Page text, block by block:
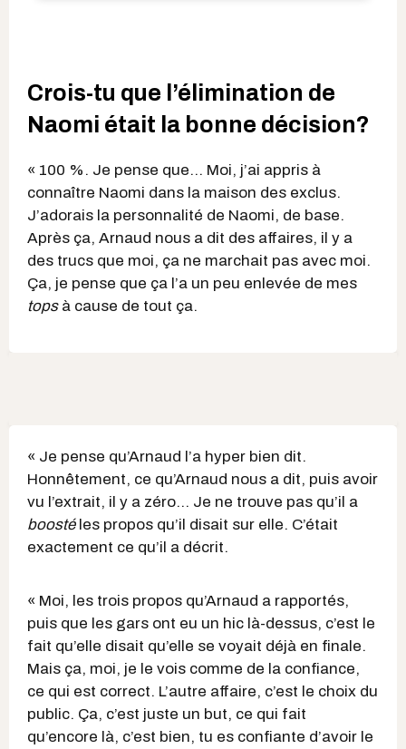
Crois-tu que l’élimination de
Naomi était la bonne décision?
« 100 %. Je pense que… Moi, j’ai appris à
connaître Naomi dans la maison des exclus.
J’adorais la personnalité de Naomi, de base.
Après ça, Arnaud nous a dit des affaires, il y a
des trucs que moi, ça ne marchait pas avec moi.
Ça, je pense que ça l’a un peu enlevée de mes
topsà cause de tout ça.
« Je pense qu’Arnaud l’a hyper bien dit.
Honnêtement, ce qu’Arnaud nous a dit, puis avoir
vu l’extrait, il y a zéro… Je ne trouve pas qu’il a
boostéles propos qu’il disait sur elle. C’était
exactement ce qu’il a décrit.
« Moi, les trois propos qu’Arnaud a rapportés,
puis que les gars ont eu un hic là-dessus, c’est le
fait qu’elle disait qu’elle se voyait déjà en finale.
Mais ça, moi, je le vois comme de la confiance,
ce qui est correct. L’autre affaire, c’est le choix du
public. Ça, c’est juste un but, ce qui fait
qu’encore là, c’est bien, tu es confiante d’avoir le